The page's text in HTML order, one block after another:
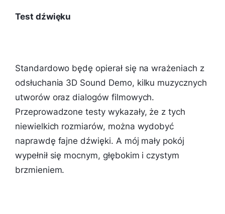
Test dźwięku
Standardowo będę opierał się na wrażeniach z
odsłuchania 3D Sound Demo, kilku muzycznych
utworów oraz dialogów filmowych.
Przeprowadzone testy wykazały, że z tych
niewielkich rozmiarów, można wydobyć
naprawdę fajne dźwięki. A mój mały pokój
wypełnił się mocnym, głębokim i czystym
brzmieniem.